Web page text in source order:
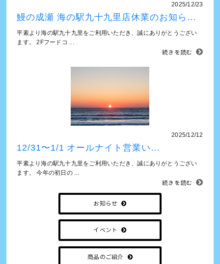
2025/12/23
鰻の成瀬 海の駅九十九里店休業のお知ら…
平素より海の駅九十九里をご利用いただき、誠にありがとうござい
ます。 2Fフードコ ...
続きを読む
2025/12/12
12/31〜1/1 オールナイト営業い…
平素より海の駅九十九里をご利用いただき、誠にありがとうござい
ます。 今年の初日の ...
続きを読む
お知らせ
イベント
商品のご紹介